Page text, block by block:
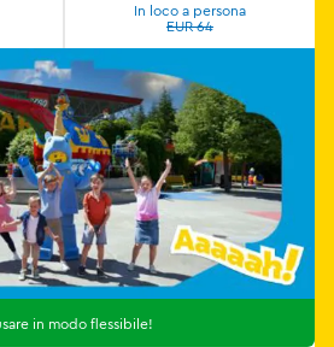
In loco a persona
EUR 64
in modo flessibile!